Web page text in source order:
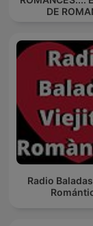
DE
Radio